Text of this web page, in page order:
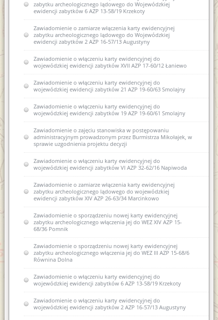
zabytku archeologicznego lądowego do Wojewódzkiej
ewidencji zabytków 6 AZP 13-58/19 Krzekoty
Zawiadomienie o zamiarze włączenia karty ewidencyjnej
zabytku archeologicznego lądowego do Wojewódzkiej
ewidencji zabytków 2 AZP 16-57/13 Augustyny
Zawiadomienie o włączeniu karty ewidencyjnej do
wojewódzkiej ewidencji zabytków XVII AZP 17-60/12 Łaniewo
Zawiadomienie o włączeniu karty ewidencyjnej do
wojewódzkiej ewidencji zabytków 21 AZP 19-60/63 Smolajny
Zawiadomienie o włączeniu karty ewidencyjnej do
wojewódzkiej ewidencji zabytków 19 AZP 19-60/61 Smolajny
Zawiadomienie o zajęciu stanowiska w postępowaniu
administracyjnym prowadzonym przez Burmistrza Mikołajek, w
sprawie uzgodnienia projektu decyzji
Zawiadomienie o włączeniu karty ewidencyjnej do
wojewódzkiej ewidencji zabytków VI AZP 32-62/16 Napiwoda
Zawiadomienie o zamiarze włączenia karty ewidencyjnej
zabytku archeologicznego lądowego do wojewódzkiej
ewidencji zabytków XIV AZP 26-63/34 Marcinkowo
Zawiadomienie o sporządzeniu nowej karty ewidencyjnej
zabytku archeologicznego włączenia jej do WEZ XIV AZP 15-
68/36 Pomnik
Zawiadomienie o sporządzeniu nowej karty ewidencyjnej
zabytku archeologicznego włączenia jej do WEZ III AZP 15-68/6
Równina Dolna
Zawiadomienie o włączeniu karty ewidencyjnej do
wojewódzkiej ewidencji zabytków 6 AZP 13-58/19 Krzekoty
Zawiadomienie o włączeniu karty ewidencyjnej do
wojewódzkiej ewidencji zabytków 2 AZP 16-57/13 Augustyny